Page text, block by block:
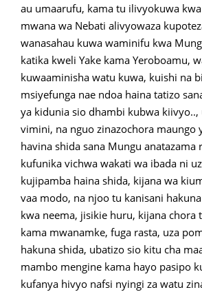
au umaarufu, kama tu ilivyokuwa
mwana wa Nebati alivyowaza
wanasahau kuwa waminifu kwa
katika kweli Yake kama Yeroboamu,
kuwaaminisha watu kuwa, kuishi na
msiyefunga nae ndoa haina tatizo
ya kidunia sio dhambi kubwa kiivyo..,
vimini, na nguo zinazochora maungo
havina shida sana Mungu anatazama
kufunika vichwa wakati wa ibada ni
kujipamba haina shida, kijana wa
vaa modo, na njoo tu kanisani
kwa neema, jisikie huru, kijana chora
kama mwanamke, fuga rasta, uza
hakuna shida, ubatizo sio kitu cha
mambo mengine kama hayo pasipo
kufanya hivyo nafsi nyingi za watu